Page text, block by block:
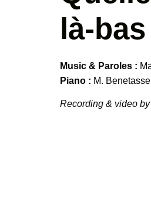
là-
Music & Paroles :
Piano : M. Benetasse
Recording & video